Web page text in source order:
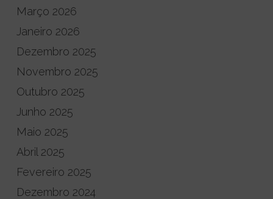
Março 2026
Janeiro 2026
Dezembro 2025
Novembro 2025
Outubro 2025
Junho 2025
Maio 2025
Abril 2025
Fevereiro 2025
Dezembro 2024